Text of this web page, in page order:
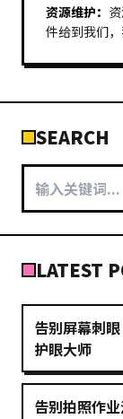
资源维护：
件给到我们，
SEARCH
LATEST
告别屏幕刺
护眼大师
告别拍照作